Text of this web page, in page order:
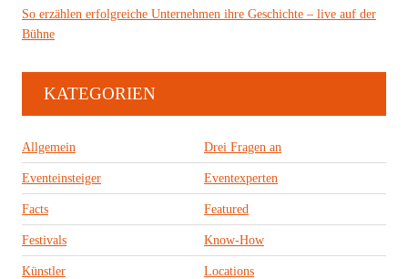
So erzählen erfolgreiche Unternehmen ihre Geschichte – live auf der
Bühne
KATEGORIEN
Allgemein Drei Fragen an
Eventeinsteiger Eventexperten
Facts Featured
Festivals Know-How
Künstler Locations